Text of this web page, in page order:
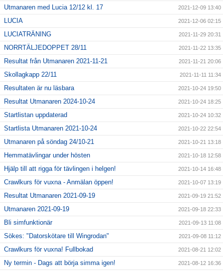
Utmanaren med Lucia 12/12 kl. 17 2021-12-09 13:40
LUCIA 2021-12-06 02:15
LUCIATRÄNING 2021-11-29 20:31
NORRTÄLJEDOPPET 28/11 2021-11-22 13:35
Resultat från Utmanaren 2021-11-21 2021-11-21 20:06
Skollagkapp 22/11 2021-11-11 11:34
Resultaten är nu läsbara 2021-10-24 19:50
Resultat Utmanaren 2024-10-24 2021-10-24 18:25
Startlistan uppdaterad 2021-10-24 10:32
Startlista Utmanaren 2021-10-24 2021-10-22 22:54
Utmanaren på söndag 24/10-21 2021-10-21 13:18
Hemmatävlingar under hösten 2021-10-18 12:58
Hjälp till att rigga för tävlingen i helgen! 2021-10-14 16:48
Crawlkurs för vuxna - Anmälan öppen! 2021-10-07 13:19
Resultat Utmanaren 2021-09-19 2021-09-19 21:52
Utmanaren 2021-09-19 2021-09-18 22:33
Bli simfunktionär 2021-09-13 11:08
Sökes: "Datorskötare till Wingrodan" 2021-09-08 11:12
Crawlkurs för vuxna! Fullbokad 2021-08-21 12:02
Ny termin - Dags att börja simma igen! 2021-08-12 16:36